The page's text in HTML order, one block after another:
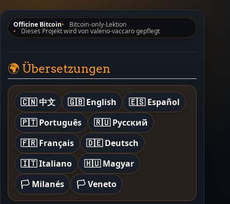
Officine Bitcoin Bitcoin-only-Lektion
Dieses Projekt wird von valerio-vaccaro gepflegt
🌍 Übersetzungen
🇨🇳 中文 🇬🇧 English
🇪🇸 Español
🇵🇹 Português
🇷🇺 Русский
🇫🇷 Français
🇩🇪 Deutsch
🇮🇹 Italiano
🇭🇺 Magyar
🏳️ Milanés
🏳️ Veneto